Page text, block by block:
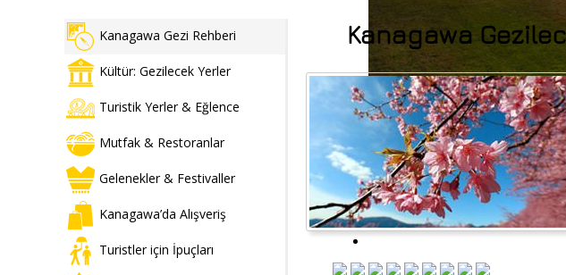
Kanagawa Gezi Rehberi
Kültür: Gezilecek Yerler
Turistik Yerler & Eğlence
Mutfak & Restoranlar
Gelenekler & Festivaller
Kanagawa’da Alışveriş
Turistler için İpuçları
Kanagawa